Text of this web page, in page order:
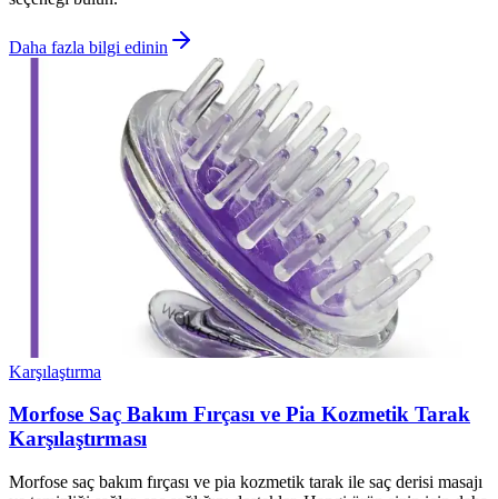
Daha fazla bilgi edinin
Karşılaştırma
Morfose Saç Bakım Fırçası ve Pia Kozmetik Tarak
Karşılaştırması
Morfose saç bakım fırçası ve pia kozmetik tarak ile saç derisi masajı